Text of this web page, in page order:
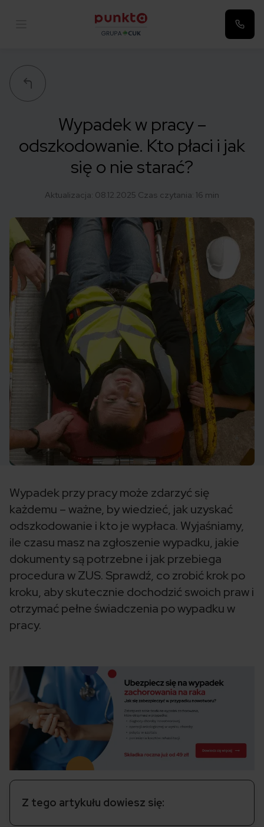
Wypadek w pracy –
odszkodowanie. Kto płaci i jak
się o nie starać?
Aktualizacja: 08.12.2025 Czas czytania: 16 min
Wypadek przy pracy może zdarzyć się
każdemu – ważne, by wiedzieć, jak uzyskać
odszkodowanie i kto je wypłaca. Wyjaśniamy,
ile czasu masz na zgłoszenie wypadku, jakie
dokumenty są potrzebne i jak przebiega
procedura w ZUS. Sprawdź, co zrobić krok po
kroku, aby skutecznie dochodzić swoich praw i
otrzymać pełne świadczenia po wypadku w
pracy.
Z tego artykułu dowiesz się: